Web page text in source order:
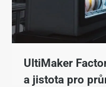
UltiMaker
a jistota pro